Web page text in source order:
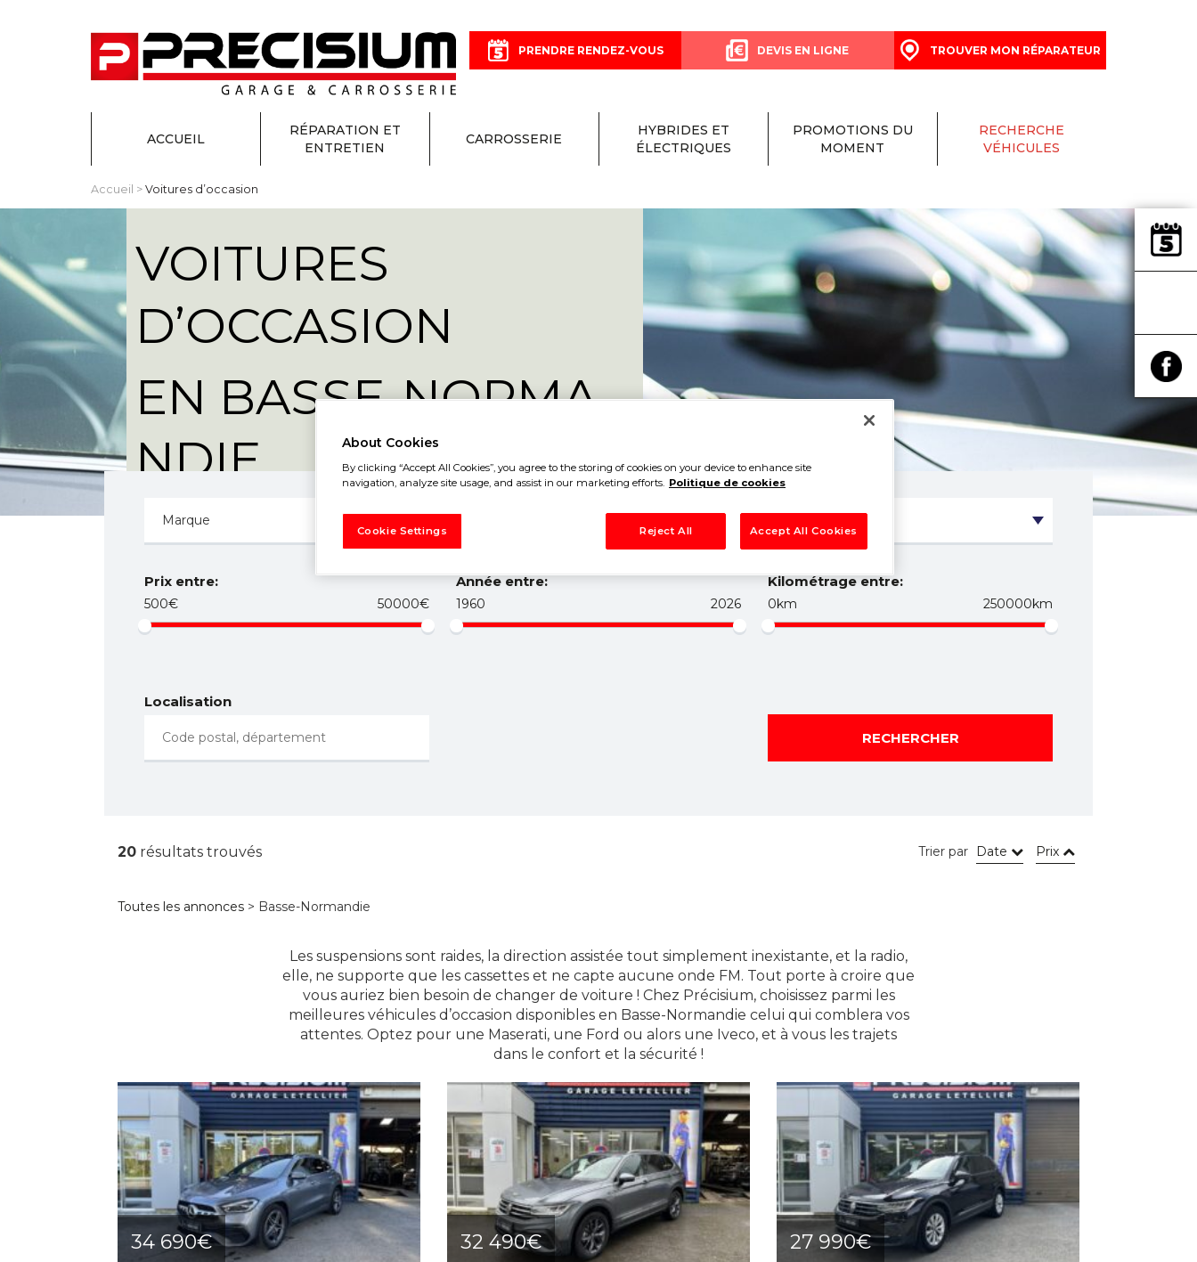
PRENDRE RENDEZ-VOUS DEVIS EN LIGNE TROUVER MON RÉPARATEUR
ACCUEIL
RÉPARATION ET
ENTRETIEN
CARROSSERIE
HYBRIDES ET
ÉLECTRIQUES
PROMOTIONS DU
MOMENT
RECHERCHE
VÉHICULES
Accueil > Voitures d’occasion
VOITURES
D’OCCASION
EN BASSE-NORMA
NDIE
Prix entre:
500€ 50000€
Année entre:
1960 2026
Kilométrage entre:
0km 250000km
Localisation
RECHERCHER
20 résultats trouvés Trier par Date Prix
Toutes les annonces > Basse-Normandie
Les suspensions sont raides, la direction assistée tout simplement inexistante, et la radio,
elle, ne supporte que les cassettes et ne capte aucune onde FM. Tout porte à croire que
vous auriez bien besoin de changer de voiture ! Chez Précisium, choisissez parmi les
meilleures véhicules d’occasion disponibles en Basse-Normandie celui qui comblera vos
attentes. Optez pour une Maserati, une Ford ou alors une Iveco, et à vous les trajets
dans le confort et la sécurité !
34 690€ 32 490€ 27 990€
About Cookies
By clicking “Accept All Cookies”, you agree to the storing of cookies on your device to enhance site
navigation, analyze site usage, and assist in our marketing efforts. Politique de cookies
Reject All Accept All Cookies
Cookie Settings